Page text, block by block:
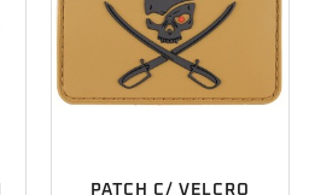
PATCH C/ VELCRO